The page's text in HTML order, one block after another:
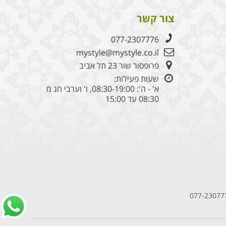
צור קשר
077-2307776
mystyle@mystyle.co.il
פרופסור שור 23 תל אביב
שעות פעילות:
א' - ה': 08:30-19:00, ו' וערבי חג מ
08:30 עד 15:00